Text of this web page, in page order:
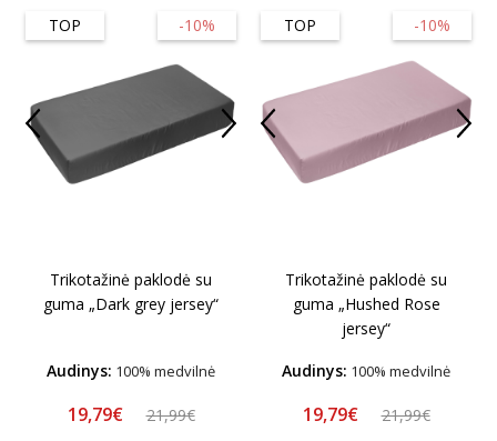
-10%
TOP
Trikotažinė paklodė su
guma „Dark grey jersey“
Audinys: 100% medvilnė
19,79€ 21,99€
-10%
TOP
Trikotažinė paklodė su
guma „Hushed Rose
jersey“
Audinys: 100% medvilnė
19,79€ 21,99€